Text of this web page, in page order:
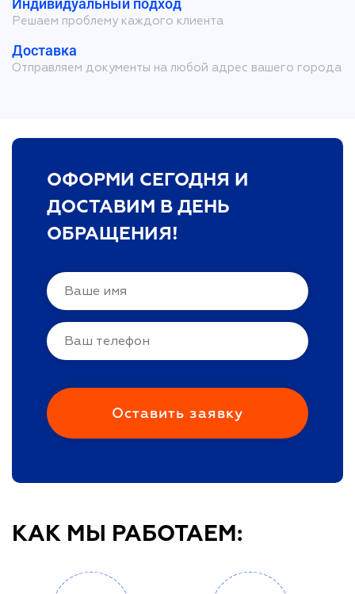
Решаем проблему каждого клиента
Доставка
Отправляем документы на любой адрес вашего города
ОФОРМИ СЕГОДНЯ И
ДОСТАВИМ В ДЕНЬ
ОБРАЩЕНИЯ!
КАК МЫ РАБОТАЕМ: